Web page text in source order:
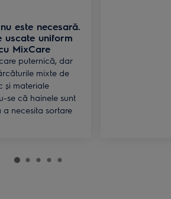
este necesară.
uscate uniform
MixCare
puternică, dar
mixte de
și materiale
se că hainele sunt
a necesita sortare